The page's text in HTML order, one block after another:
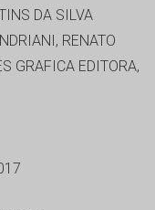
DA SILVA
RENATO
GRAFICA EDITORA,